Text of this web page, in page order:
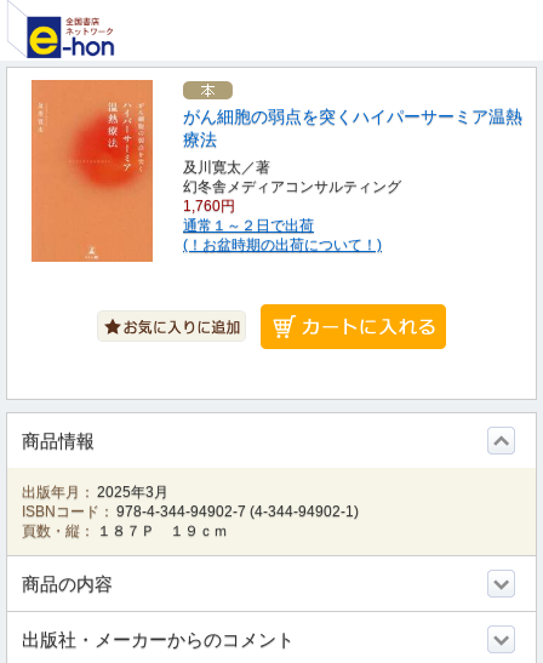
がん細胞の弱点を突くハイパーサーミア温熱
療法
及川寛太／著
幻冬舎メディアコンサルティング
1,760円
通常１～２日で出荷
(！お盆時期の出荷について！)
商品情報
出版年月： 2025年3月
ISBNコード： 978-4-344-94902-7 (4-344-94902-1)
頁数・縦：
１８７Ｐ １９ｃｍ
商品の内容
出版社・メーカーからのコメント